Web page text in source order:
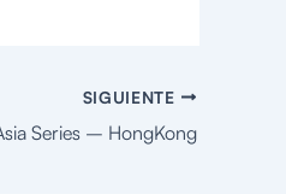
SIGUIENTE
Series – HongKong